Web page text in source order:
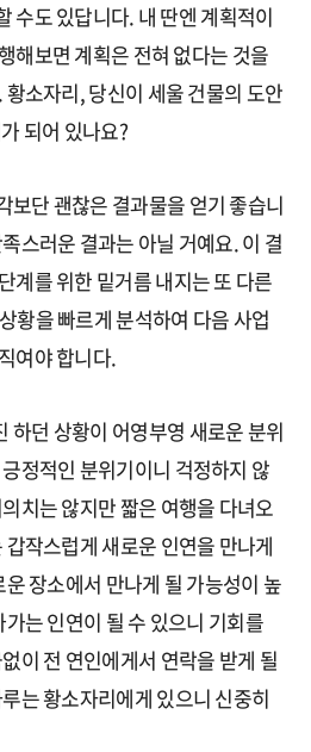
수도 있답니다. 내 딴엔 계획적이
해보면 계획은 전혀 없다는 것을
소자리, 당신이 세울 건물의 도안
되어 있나요?
보단 괜찮은 결과물을 얻기 좋습니
스러운 결과는 아닐 거예요. 이 결
계를 위한 밑거름 내지는 또 다른
황을 빠르게 분석하여 다음 사업
여야 합니다.
하던 상황이 어영부영 새로운 분위
정적인 분위기이니 걱정하지 않
치는 않지만 짧은 여행을 다녀오
작스럽게 새로운 인연을 만나게
장소에서 만나게 될 가능성이 높
는 인연이 될 수 있으니 기회를
이 전 연인에게서 연락을 받게 될
는 황소자리에게 있으니 신중히